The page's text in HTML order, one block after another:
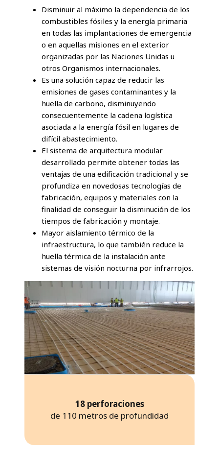
Disminuir al máximo la dependencia de los
combustibles fósiles y la energía primaria
en todas las implantaciones de emergencia
o en aquellas misiones en el exterior
organizadas por las Naciones Unidas u
otros Organismos internacionales.
Es una solución capaz de reducir las
emisiones de gases contaminantes y la
huella de carbono, disminuyendo
consecuentemente la cadena logística
asociada a la energía fósil en lugares de
difícil abastecimiento.
El sistema de arquitectura modular
desarrollado permite obtener todas las
ventajas de una edificación tradicional y se
profundiza en novedosas tecnologías de
fabricación, equipos y materiales con la
finalidad de conseguir la disminución de los
tiempos de fabricación y montaje.
Mayor aislamiento térmico de la
infraestructura, lo que también reduce la
huella térmica de la instalación ante
sistemas de visión nocturna por infrarrojos.
18 perforaciones
de 110 metros de profundidad